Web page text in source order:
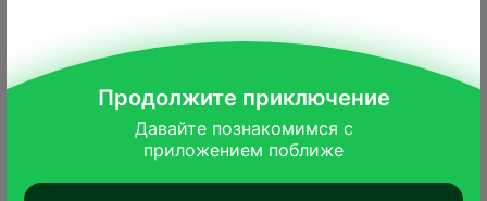
первого-четвертого возрастов держатся
небольшими группами, но, в отличие от
других шашечниц, гнезд из шелковины не
плетут. Зимуют гусеницы под мхом или
среди листьев, соединенных паутиной.
Продолжите приключение
Давайте познакомимся с
приложением поближе